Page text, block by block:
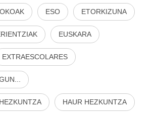
ESO ETORKIZUNA
EUSKARA
EXTRAESCOLARES
HAUR HEZKUNTZA